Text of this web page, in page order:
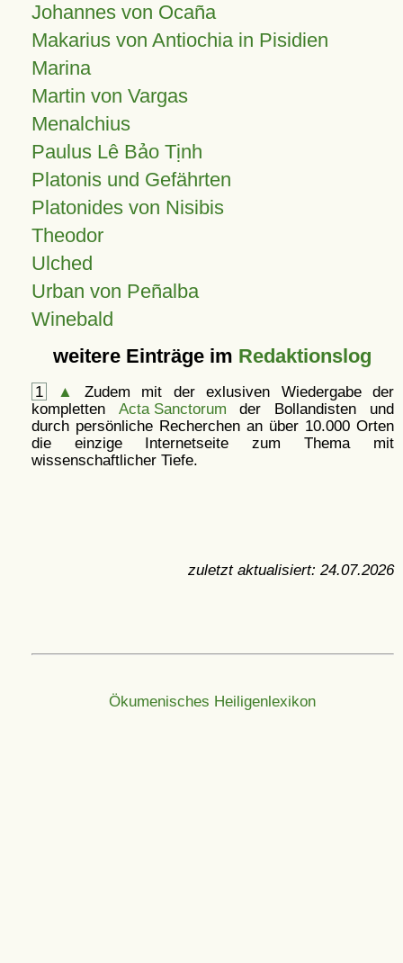
Johannes von Ocaña
Makarius von Antiochia in Pisidien
Marina
Martin von Vargas
Menalchius
Paulus Lê Bảo Tịnh
Platonis und Gefährten
Platonides von Nisibis
Theodor
Ulched
Urban von Peñalba
Winebald
weitere Einträge im Redaktionslog
1 ▲
Zudem mit der exlusiven Wiedergabe der
kompletten Acta Sanctorum der Bollandisten und
durch persönliche Recherchen an über 10.000 Orten
die einzige Internetseite zum Thema mit
wissenschaftlicher Tiefe.
zuletzt aktualisiert: 24.07.2026
Ökumenisches Heiligenlexikon